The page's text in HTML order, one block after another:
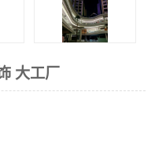
大工厂